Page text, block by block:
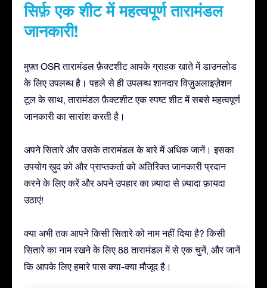
सिर्फ़ एक शीट में महत्वपूर्ण तारामंडल
जानकारी!
मुफ़्त OSR तारामंडल फ़ैक्टशीट आपके ग्राहक खाते में डाउनलोड
के लिए उपलब्ध है। पहले से ही उपलब्ध शानदार विज़ुअलाइज़ेशन
टूल के साथ, तारामंडल फ़ैक्टशीट एक स्पष्ट शीट में सबसे महत्वपूर्ण
जानकारी का सारांश करती है।
अपने सितारे और उसके तारामंडल के बारे में अधिक जानें। इसका
उपयोग ख़ुद को और प्राप्तकर्ता को अतिरिक्त जानकारी प्रदान
करने के लिए करें और अपने उपहार का ज़्यादा से ज़्यादा फ़ायदा
उठाएं!
क्या अभी तक आपने किसी सितारे को नाम नहीं दिया है? किसी
सितारे का नाम रखने के लिए 88 तारामंडल में से एक चुनें, और जानें
कि आपके लिए हमारे पास क्या-क्या मौजूद है।